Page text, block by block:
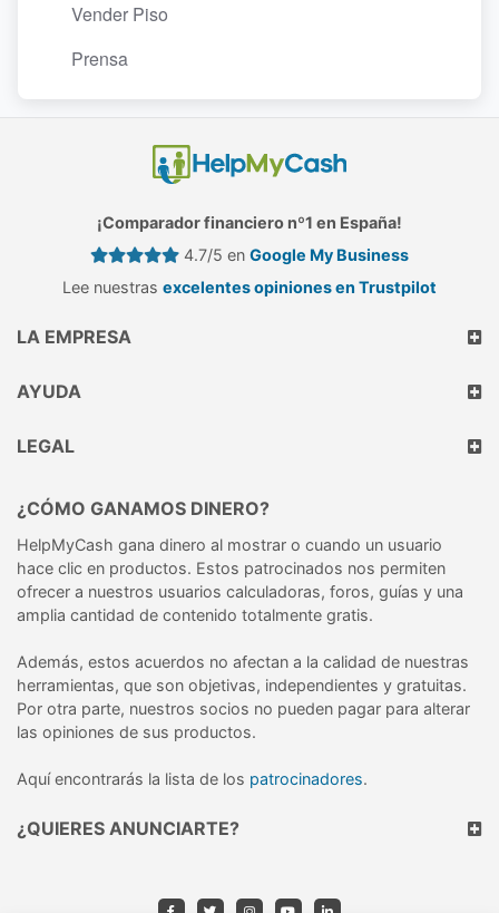
Vender Piso
Prensa
¡Comparador financiero nº1 en España!
4.7/5 en Google My Business
Lee nuestras excelentes opiniones en Trustpilot
LA EMPRESA
AYUDA
LEGAL
¿CÓMO GANAMOS DINERO?
HelpMyCash gana dinero al mostrar o cuando un usuario
hace clic en productos. Estos patrocinados nos permiten
ofrecer a nuestros usuarios calculadoras, foros, guías y una
amplia cantidad de contenido totalmente gratis.
Además, estos acuerdos no afectan a la calidad de nuestras
herramientas, que son objetivas, independientes y gratuitas.
Por otra parte, nuestros socios no pueden pagar para alterar
las opiniones de sus productos.
Aquí encontrarás la lista de los patrocinadores.
¿QUIERES ANUNCIARTE?